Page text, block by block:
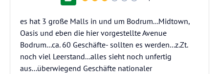
es hat 3 große Malls in und um Bodrum...Midtown,
Oasis und eben die hier vorgestellte Avenue
Bodrum...ca. 60 Geschäfte- sollten es werden...z.Zt.
noch viel Leerstand...alles sieht noch unfertig
aus...überwiegend Geschäfte nationaler